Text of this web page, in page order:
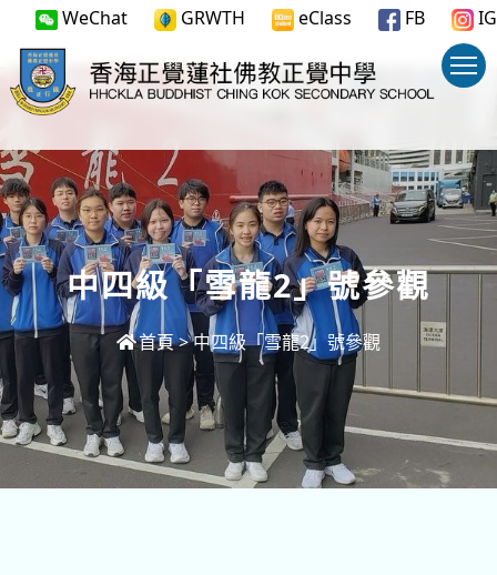
WeChat GRWTH eClass FB IG
中四級「雪龍2」號參觀
首頁>中四級「雪龍2」號參觀